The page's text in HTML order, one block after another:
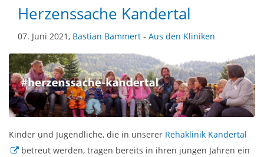
Herzenssache Kandertal
07. Juni 2021, Bastian Bammert - Aus den Kliniken
Kinder und Jugendliche, die in unserer Rehaklinik Kandertal
betreut werden, tragen bereits in ihren jungen Jahren ein